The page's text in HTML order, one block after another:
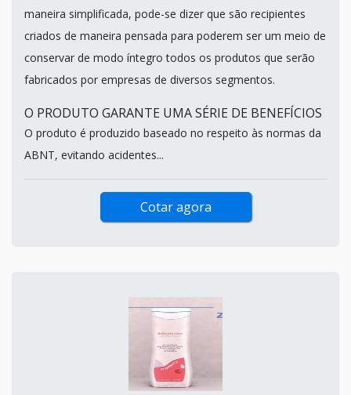
maneira simplificada, pode-se dizer que são recipientes
criados de maneira pensada para poderem ser um meio de
conservar de modo íntegro todos os produtos que serão
fabricados por empresas de diversos segmentos.
O PRODUTO GARANTE UMA SÉRIE DE BENEFÍCIOS
O produto é produzido baseado no respeito às normas da
ABNT, evitando acidentes...
Cotar agora